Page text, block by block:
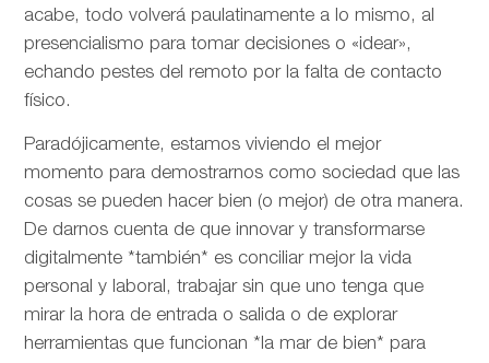
acabe, todo volverá paulatinamente a lo mismo, al
presencialismo para tomar decisiones o «idear»,
echando pestes del remoto por la falta de contacto
físico.
Paradójicamente, estamos viviendo el mejor
momento para demostrarnos como sociedad que las
cosas se pueden hacer bien (o mejor) de otra manera.
De darnos cuenta de que innovar y transformarse
digitalmente *también* es conciliar mejor la vida
personal y laboral, trabajar sin que uno tenga que
mirar la hora de entrada o salida o de explorar
herramientas que funcionan *la mar de bien* para